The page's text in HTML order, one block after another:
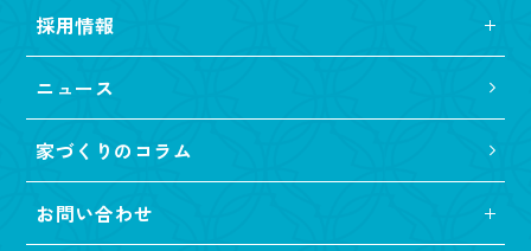
採用情報
ニュース
家づくりのコラム
お問い合わせ